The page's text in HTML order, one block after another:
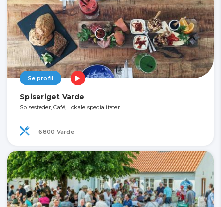
Se profil
Spiseriget Varde
Spisesteder, Café, Lokale specialiteter
6800 Varde